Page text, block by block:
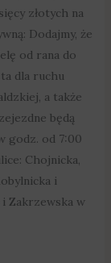
złotych na
Dodajmy, że
od rana do
dla ruchu
a także
będą
godz. od 7:00
Chojnicka,
i
Zakrzewska w